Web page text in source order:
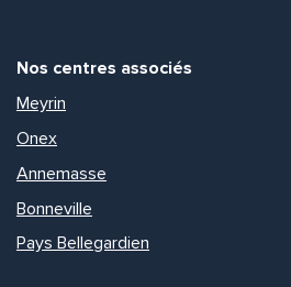
Nos centres associés
Meyrin
Onex
Annemasse
Bonneville
Pays Bellegardien